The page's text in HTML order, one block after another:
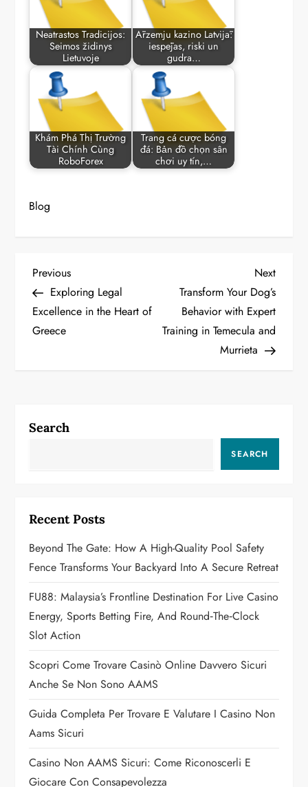
Neatrastos Tradicijos:
Seimos židinys
Lietuvoje
Ārzemju kazino Latvijā:
iespējas, riski un
gudra…
Khám Phá Thị Trường
Tài Chính Cùng
RoboForex
Trang cá cược bóng
đá: Bản đồ chọn sân
chơi uy tín,…
Blog
P
o
s
a
g
a
t
i
o
n
Previous
Post
Previous
Exploring Legal
Excellence in the Heart of
Greece
Next
Post
Next
Transform Your Dog’s
Behavior with Expert
Training in Temecula and
Murrieta
Search
SEARCH
Recent Posts
Beyond The Gate: How A High-Quality Pool Safety
Fence Transforms Your Backyard Into A Secure Retreat
FU88: Malaysia’s Frontline Destination For Live Casino
Energy, Sports Betting Fire, And Round‑the‑Clock
Slot Action
Scopri Come Trovare Casinò Online Davvero Sicuri
Anche Se Non Sono AAMS
Guida Completa Per Trovare E Valutare I Casino Non
Aams Sicuri
Casino Non AAMS Sicuri: Come Riconoscerli E
Giocare Con Consapevolezza